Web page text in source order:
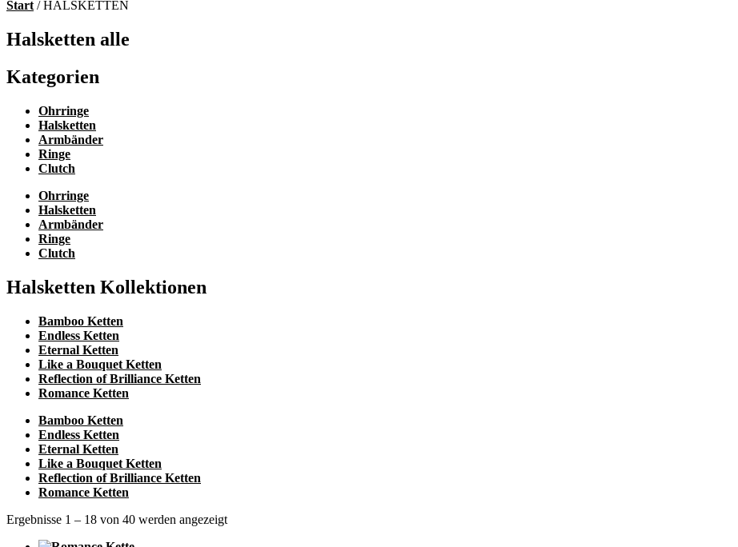
Start / HALSKETTEN
Halsketten alle
Kategorien
Ohrringe
Halsketten
Armbänder
Ringe
Clutch
Ohrringe
Halsketten
Armbänder
Ringe
Clutch
Halsketten Kollektionen
Bamboo Ketten
Endless Ketten
Eternal Ketten
Like a Bouquet Ketten
Reflection of Brilliance Ketten
Romance Ketten
Bamboo Ketten
Endless Ketten
Eternal Ketten
Like a Bouquet Ketten
Reflection of Brilliance Ketten
Romance Ketten
Ergebnisse 1 – 18 von 40 werden angezeigt